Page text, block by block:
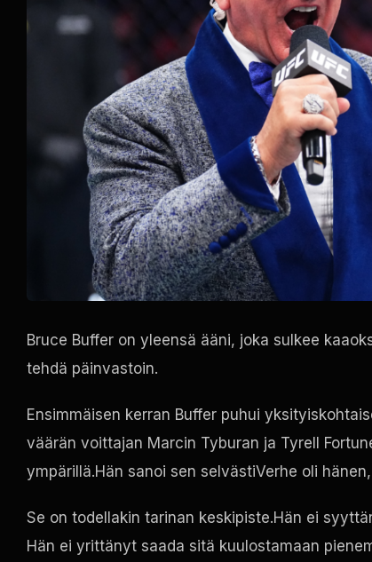
Bruce Buffer on yleensä ääni, joka sulkee
tehdä päinvastoin.
Ensimmäisen kerran Buffer puhui
väärän voittajan Marcin Tyburan ja Tyrell
ympärillä.Hän sanoi sen selvästiVerhe oli
Se on todellakin tarinan keskipiste.Hän ei
Hän ei yrittänyt saada sitä kuulostamaan